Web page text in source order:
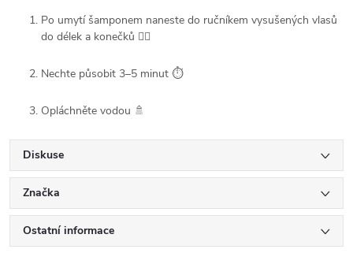
Po umytí šamponem naneste do ručníkem vysušených vlasů
do délek a konečků 💆‍♀️
Nechte působit 3–5 minut ⏱️
Opláchněte vodou 🚿
Diskuse
Značka
Ostatní informace